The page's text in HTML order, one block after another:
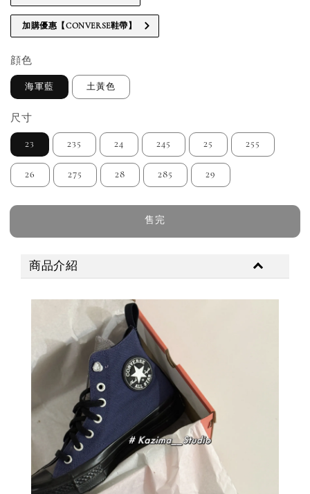
加購優惠【CONVERSE鞋帶】
顔色
海軍藍 土黃色
尺寸
23 235 24 245 25 255
26 275 28 285 29
售完
商品介紹